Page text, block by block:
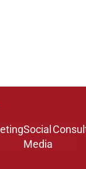
Social
Media